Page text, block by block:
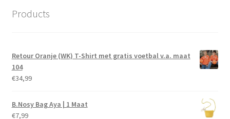
Products
Retour Oranje (WK) T-Shirt met gratis voetbal v.a. maat
104
€34,99
B.Nosy Bag Aya | 1 Maat
€7,99